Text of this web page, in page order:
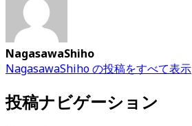
NagasawaShiho
NagasawaShiho の投稿をすべて表示
投稿ナビゲーション